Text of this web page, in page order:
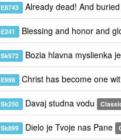
E8743 Already dead! And
E241 Blessing and honor and
Sk972 Bozia hlavna myslienka
E998 Christ has become one
Sk250 Davaj studna vodu
Sk899 Dielo je Tvoje nas Pane